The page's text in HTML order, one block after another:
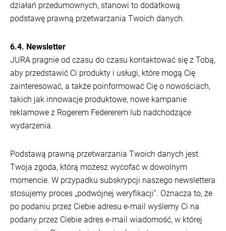
działań przedumownych, stanowi to dodatkową
podstawę prawną przetwarzania Twoich danych.
6.4. Newsletter
JURA pragnie od czasu do czasu kontaktować się z Tobą,
aby przedstawić Ci produkty i usługi, które mogą Cię
zainteresować, a także poinformować Cię o nowościach,
takich jak innowacje produktowe, nowe kampanie
reklamowe z Rogerem Federerem lub nadchodzące
wydarzenia.
Podstawą prawną przetwarzania Twoich danych jest
Twoja zgoda, którą możesz wycofać w dowolnym
momencie. W przypadku subskrypcji naszego newslettera
stosujemy proces „podwójnej weryfikacji”. Oznacza to, że
po podaniu przez Ciebie adresu e-mail wyślemy Ci na
podany przez Ciebie adres e-mail wiadomość, w której